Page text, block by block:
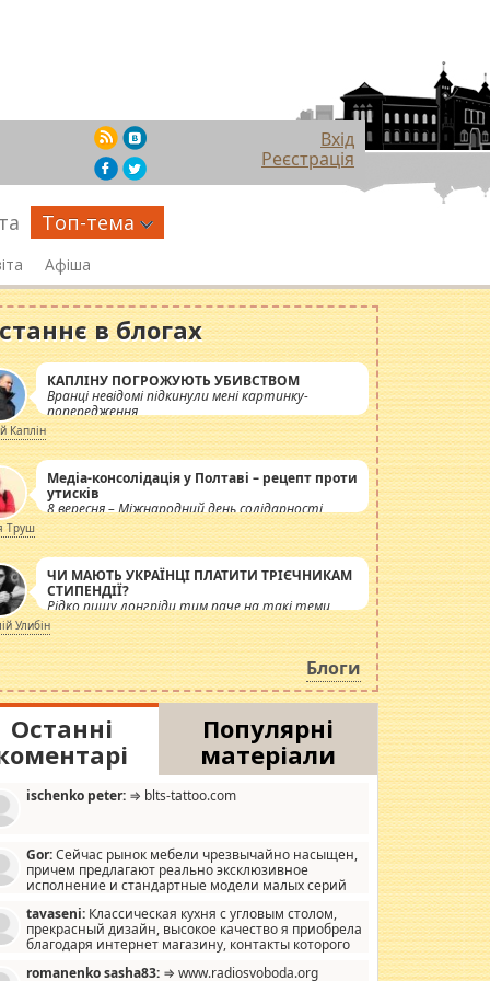
Вхід
Реєстрація
Топ-тема
Афіша
в блогах
КАПЛІНУ ПОГРОЖУЮТЬ УБИВСТВОМ
Вранці невідомі підкинули мені картинку-
попередження
Каплін
Медіа-консолідація у Полтаві – рецепт проти
утисків
8 вересня – Міжнародний день солідарності
журналістів.
Труш
ЧИ МАЮТЬ УКРАЇНЦІ ПЛАТИТИ ТРІЄЧНИКАМ
СТИПЕНДІЇ?
Рідко пишу лонгріди тим паче на такі теми,
але вже просто дістало! Обурюють сьогоднішні
інсенуації навколо стипендіального питання.
Штучно роздувається ще одна соціальна
катастрофа.
Улибін
Блоги
Останні
Популярні
матеріали
ischenko peter: ⇒ blts-tattoo.com
Gor:Сейчас рынок мебели чрезвычайно насыщен,
причем предлагают реально эксклюзивное
исполнение и стандартные модели малых серий
мало походит на стандартные формы, в MebelOk,
и что главное - со вкусом все в порядке,
ненужных наворотов удорожающих мебель, а это не
tavaseni: Классическая кухня с угловым столом,
прекрасный дизайн, высокое качество я приобрела
благодаря интернет магазину, контакты которого
romanenko sasha83: ⇒ www.radiosvoboda.org